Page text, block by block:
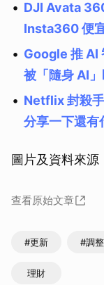
DJI Avata
Insta360 便
Google 推 AI
被「隨身 AI
Netflix 封殺
分享一下還有
圖片及資料來源
查看原始文章
#更新 #調整
理財